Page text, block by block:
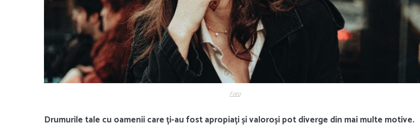
Foto
Drumurile tale cu oamenii care ți-au fost apropiați și valoroși pot diverge din mai multe motive.